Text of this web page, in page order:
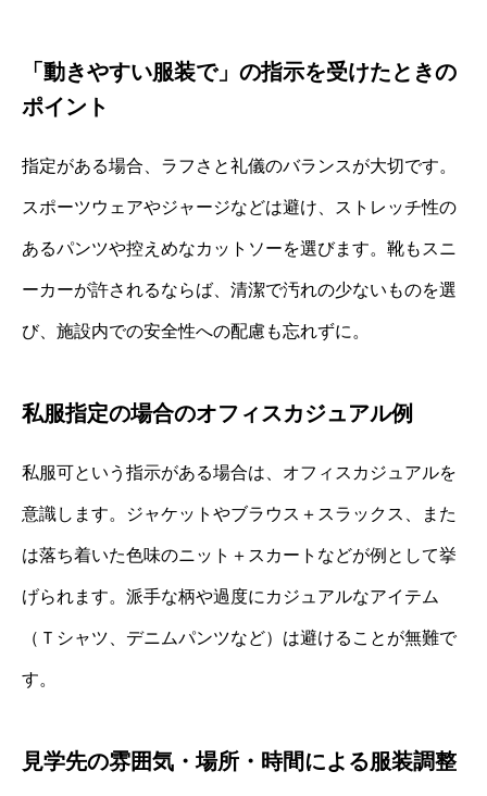
「動きやすい服装で」の指示を受けたときの
ポイント
指定がある場合、ラフさと礼儀のバランスが大切です。
スポーツウェアやジャージなどは避け、ストレッチ性の
あるパンツや控えめなカットソーを選びます。靴もスニ
ーカーが許されるならば、清潔で汚れの少ないものを選
び、施設内での安全性への配慮も忘れずに。
私服指定の場合のオフィスカジュアル例
私服可という指示がある場合は、オフィスカジュアルを
意識します。ジャケットやブラウス＋スラックス、また
は落ち着いた色味のニット＋スカートなどが例として挙
げられます。派手な柄や過度にカジュアルなアイテム
（Ｔシャツ、デニムパンツなど）は避けることが無難で
す。
見学先の雰囲気・場所・時間による服装調整